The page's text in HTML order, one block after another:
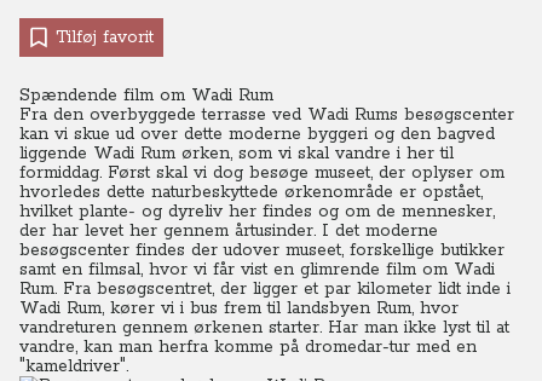
Tilføj favorit
Spændende film om Wadi Rum
Fra den overbyggede terrasse ved Wadi Rums besøgscenter
kan vi skue ud over dette moderne byggeri og den bagved
liggende Wadi Rum ørken, som vi skal vandre i her til
formiddag. Først skal vi dog besøge museet, der oplyser om
hvorledes dette naturbeskyttede ørkenområde er opstået,
hvilket plante- og dyreliv her findes og om de mennesker,
der har levet her gennem årtusinder. I det moderne
besøgscenter findes der udover museet, forskellige butikker
samt en filmsal, hvor vi får vist en glimrende film om Wadi
Rum. Fra besøgscentret, der ligger et par kilometer lidt inde i
Wadi Rum, kører vi i bus frem til landsbyen Rum, hvor
vandreturen gennem ørkenen starter. Har man ikke lyst til at
vandre, kan man herfra komme på dromedar-tur med en
"kameldriver".